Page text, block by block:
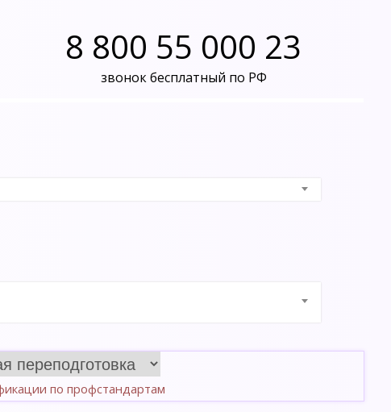
8 800 55 000 23
звонок бесплатный по РФ
по профстандартам